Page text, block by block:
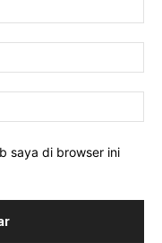
saya di browser ini